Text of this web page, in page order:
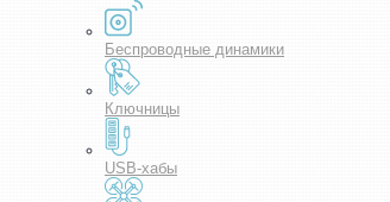
Беспроводные динамики
Ключницы
USB-хабы